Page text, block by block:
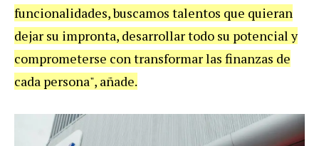
funcionalidades, buscamos talentos que quieran
dejar su impronta, desarrollar todo su potencial y
comprometerse con transformar las finanzas de
cada persona", añade.